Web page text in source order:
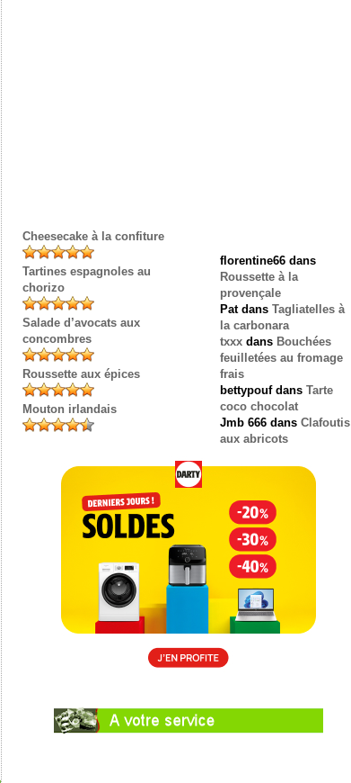
Cheesecake à la confiture
Tartines espagnoles au
chorizo
Salade d’avocats aux
concombres
Roussette aux épices
Mouton irlandais
florentine66 dans
Roussette à la
provençale
Patdans Tagliatelles à
la carbonara
txxx dans Bouchées
feuilletées au fromage
frais
bettypoufdans Tarte
coco chocolat
Jmb 666 dans Clafoutis
aux abricots